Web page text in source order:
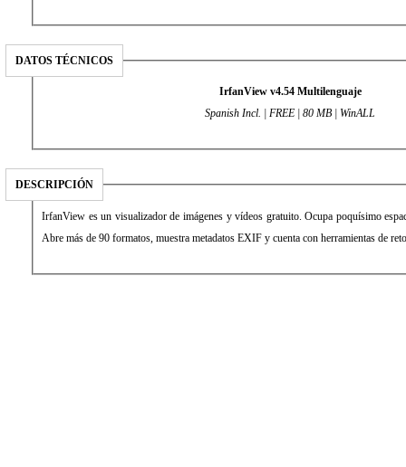
DATOS TÉCNICOS
IrfanView v4.54 Multilenguaje
Spanish Incl. | FREE | 80 MB | WinALL
DESCRIPCIÓN
IrfanView es un visualizador de imágenes y vídeos gratuito. Ocupa poquísimo
Abre más de 90 formatos, muestra metadatos EXIF y cuenta con herramientas de